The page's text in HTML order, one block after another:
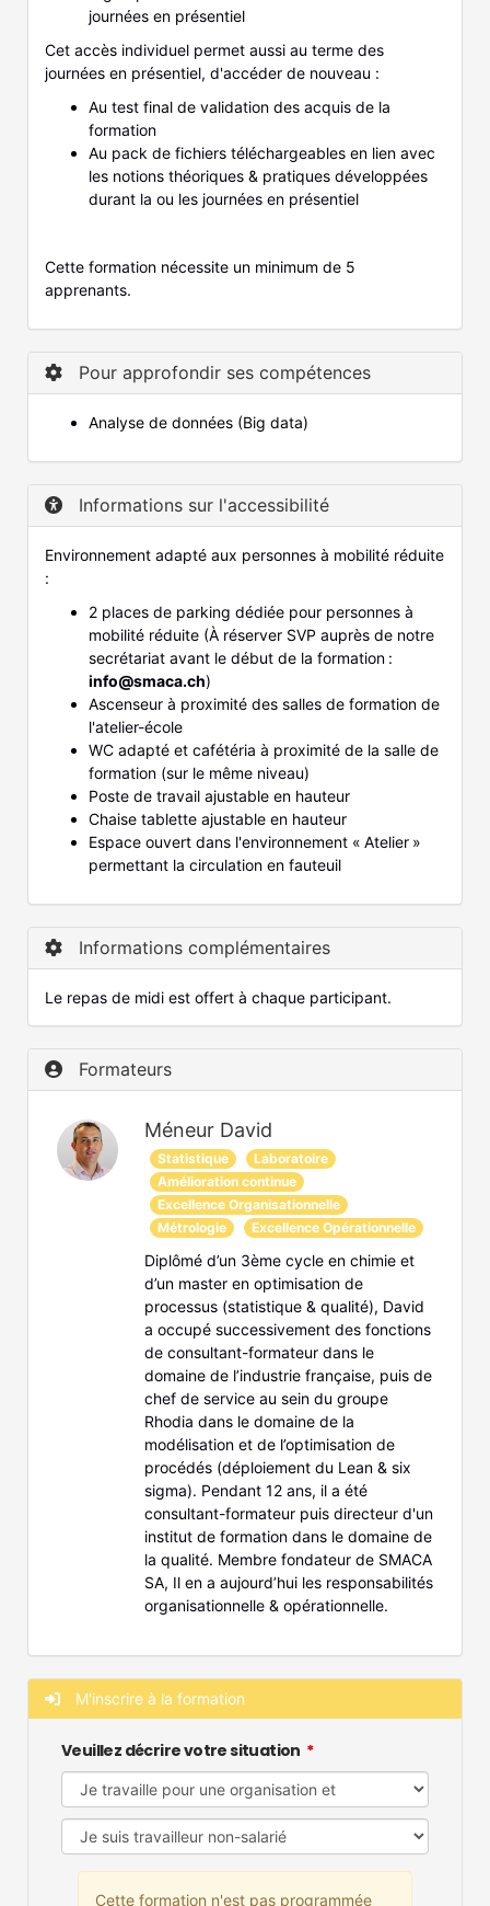
journées en présentiel
Cet accès individuel permet aussi au terme des
journées en présentiel, d'accéder de nouveau :
Au test final de validation des acquis de la
formation
Au pack de fichiers téléchargeables en lien avec
les notions théoriques & pratiques développées
durant la ou les journées en présentiel
Cette formation nécessite un minimum de 5
apprenants.
Pour approfondir ses compétences
Analyse de données (Big data)
Informations sur l'accessibilité
Environnement​ adapté aux personnes à mobilité réduite
:
2 places de parking dédiée pour personnes à
mobilité réduite (À réserver SVP auprès de notre
secrétariat avant le début de la formation :
info@smaca.ch)
Ascenseur à proximité des salles de formation de
l'atelier-école
WC adapté et cafétéria à proximité de la salle de
formation (sur le même niveau)
Poste de travail ajustable en hauteur
Chaise tablette ajustable en hauteur
Espace ouvert dans l'environnement « Atelier »
permettant la circulation en fauteuil
Informations complémentaires
Le repas de midi est offert à chaque participant.
Formateurs
Méneur David
Statistique
Laboratoire
Amélioration continue
Excellence Organisationnelle
Métrologie
Excellence Opérationnelle
Diplômé d’un 3ème cycle en chimie et
d’un master en optimisation de
processus (statistique & qualité), David
a occupé successivement des fonctions
de consultant-formateur dans le
domaine de l’industrie française, puis de
chef de service au sein du groupe
Rhodia dans le domaine de la
modélisation et de l’optimisation de
procédés (déploiement du Lean & six
sigma). Pendant 12 ans, il a été
consultant-formateur puis directeur d'un
institut de formation dans le domaine de
la qualité. Membre fondateur de SMACA
SA, Il en a aujourd’hui les responsabilités
organisationnelle & opérationnelle.
M'inscrire à la formation
Veuillez décrire votre situation
Cette formation n'est pas programmée